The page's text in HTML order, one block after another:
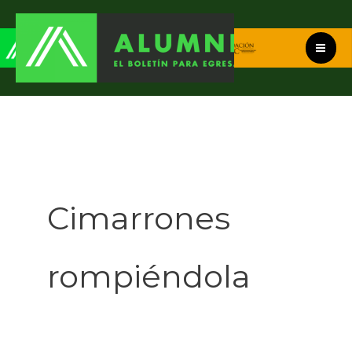
contenido
Cimarrones
rompiéndola